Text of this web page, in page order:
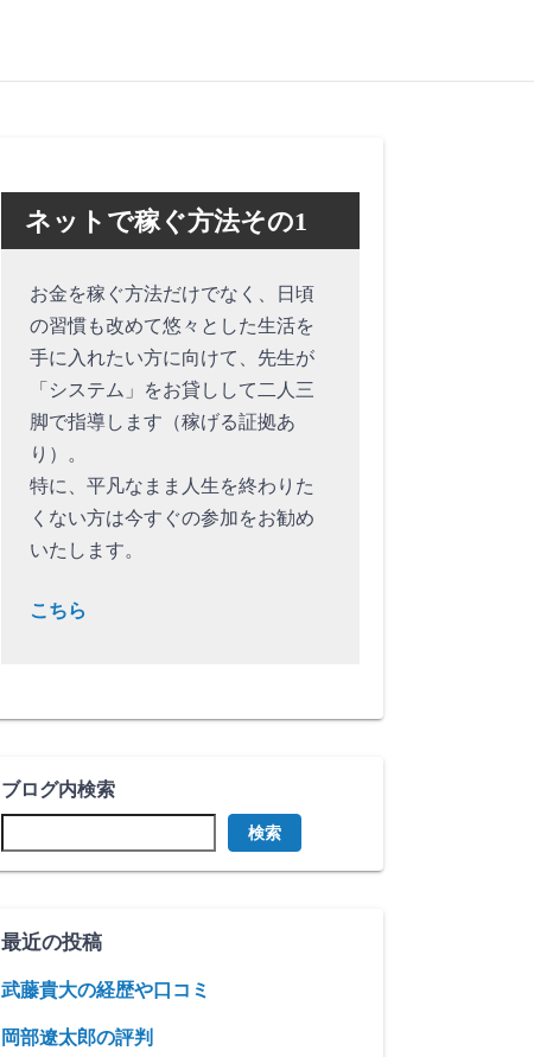
ネットで稼ぐ方法その1
お金を稼ぐ方法だけでなく、日頃
の習慣も改めて悠々とした生活を
手に入れたい方に向けて、先生が
「システム」をお貸しして二人三
脚で指導します（稼げる証拠あ
り）。
特に、平凡なまま人生を終わりた
くない方は今すぐの参加をお勧め
いたします。
こちら
ブログ内検索
検索
最近の投稿
武藤貴大の経歴や口コミ
岡部遼太郎の評判